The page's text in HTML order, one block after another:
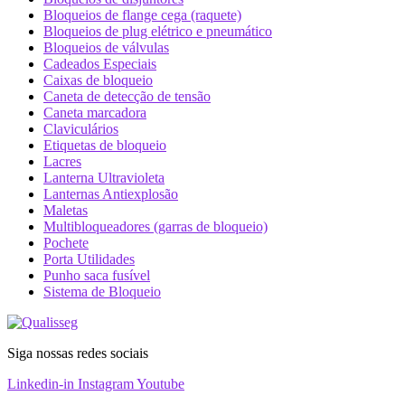
Bloqueios de flange cega (raquete)
Bloqueios de plug elétrico e pneumático
Bloqueios de válvulas
Cadeados Especiais
Caixas de bloqueio
Caneta de detecção de tensão
Caneta marcadora
Claviculários
Etiquetas de bloqueio
Lacres
Lanterna Ultravioleta
Lanternas Antiexplosão
Maletas
Multibloqueadores (garras de bloqueio)
Pochete
Porta Utilidades
Punho saca fusível
Sistema de Bloqueio
Siga nossas redes sociais
Linkedin-in InstagramYoutube